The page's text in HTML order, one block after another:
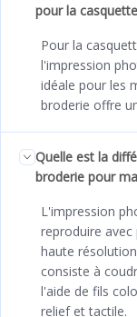
pour la
Pour la
l'impression
idéale pour les
broderie offre
Quelle est la
broderie pour
L'impression
reproduire
haute
consiste à
l'aide de fils
relief et tactile.